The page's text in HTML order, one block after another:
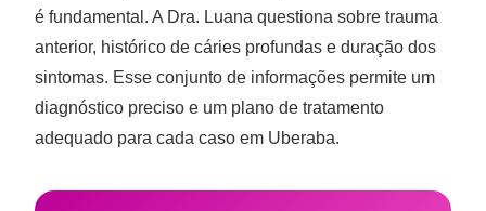
é fundamental. A Dra. Luana questiona sobre trauma
anterior, histórico de cáries profundas e duração dos
sintomas. Esse conjunto de informações permite um
diagnóstico preciso e um plano de tratamento
adequado para cada caso em Uberaba.